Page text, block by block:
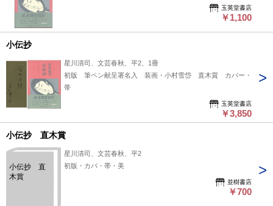
玉英堂書店
￥1,100
小伝抄
星川清司、文芸春秋、平2、1冊
初版 筆ペン献呈署名入 装画・小村雪岱 直木賞 カバー・
帯
玉英堂書店
￥3,850
小伝抄 直木賞
小伝抄 直
木賞
星川清司、文芸春秋、平2
初版・カバ・帯・美
並樹書店
￥700